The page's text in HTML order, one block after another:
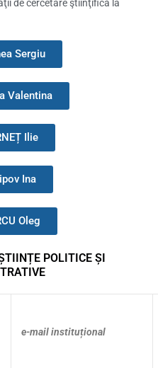
de cercetare ştiinţifică la
Sergiu
Valentina
Ilie
Ina
Oleg
POLITICE ȘI
e-mail instituțional